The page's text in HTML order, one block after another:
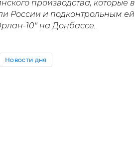
производства, которые в
России и подконтрольным ей
10" на Донбассе.
Новости дня